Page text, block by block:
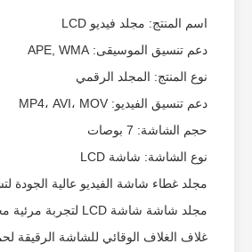
اسم المنتج: مجلد فيديو LCD
دعم تنسيق الموسيقى: APE, WMA
نوع المنتج: المجلد الرقمي
دعم تنسيق الفيديو: MP4، AVI، MOV
حجم الشاشة: 7 بوصات
نوع الشاشة: شاشة LCD
مجلد غطاء شاشة الفيديو عالية الجودة
مجلد شاشة شاشة LCD لتجربة مرئية محسنة
غلاف الغلاف الوقائي للشاشة الرقيقة